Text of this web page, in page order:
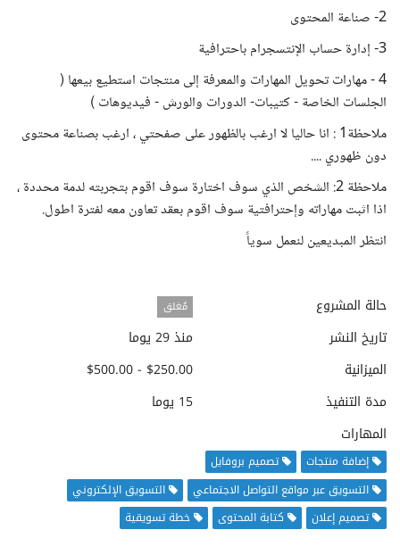
2- صناعة المحتوى
3- إدارة حساب الإنتسجرام باحترافية
4 - مهارات تحويل المهارات والمعرفة إلى منتجات استطيع بيعها (
الجلسات الخاصة - كتيبات- الدورات والورش - فيديوهات )
ملاحظة1 : انا حاليا لا ارغب بالظهور على صفحتي ، ارغب بصناعة محتوى
دون ظهوري ....
ملاحظة 2: الشخص الذي سوف اختارة سوف اقوم بتجربته لدمة محددة ،
اذا اثبت مهاراته وإحترافتية سوف اقوم بعقد تعاون معه لفترة اطول.
انتظر المبديعين لنعمل سوياً
حالة المشروع مُغلق
تاريخ النشر
منذ 29 يوما
الميزانية
$250.00 - $500.00
مدة التنفيذ
15 يوما
المهارات
إضافة منتجات
تصميم بروفايل
التسويق عبر مواقع التواصل الاجتماعي
التسويق الإلكتروني
تصميم إعلان
كتابة المحتوى خطة تسويقية